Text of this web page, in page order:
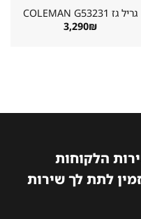
גריל גז ⁦COLEMAN G53231⁩
3,290₪
הלקוחות
לתת לך שירות